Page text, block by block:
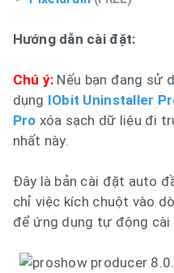
Hướng dẫn cài đặt:
Chú ý: Nếu bạn đang sử
dụng IObit Uninstaller
Pro xóa sạch dữ liệu đi
nhất này.
Đây là bản cài đặt auto
chỉ việc kích chuột vào
để ứng dụng tự động cài